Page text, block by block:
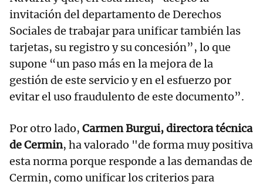
invitación del departamento de Derechos
Sociales de trabajar para unificar también las
tarjetas, su registro y su concesión”, lo que
supone “un paso más en la mejora de la
gestión de este servicio y en el esfuerzo por
evitar el uso fraudulento de este documento”.
Por otro lado, Carmen Burgui, directora técnica
de Cermin, ha valorado "de forma muy positiva
esta norma porque responde a las demandas de
Cermin, como unificar los criterios para